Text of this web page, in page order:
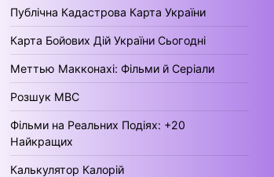
Публічна Кадастрова Карта України
Карта Бойових Дій України Сьогодні
Меттью Макконахі: Фільми й Серіали
Розшук МВС
Фільми на Реальних Подіях: +20
Найкращих
Калькулятор Калорій